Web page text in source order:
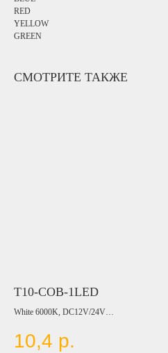
RED
YELLOW
GREEN
СМОТРИТЕ ТАКЖЕ
T10-COB-1LED
White 6000K, DC12V/24V
Цвет:
BLUE
10,4 р.